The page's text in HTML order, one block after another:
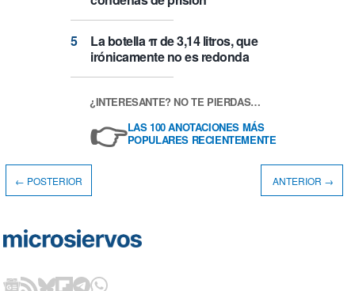
La botella π de 3,14 litros, que
irónicamente no es redonda
¿INTERESANTE? NO TE PIERDAS…
👉LAS 100 ANOTACIONES MÁS
POPULARES RECIENTEMENTE
← POSTERIOR ANTERIOR →